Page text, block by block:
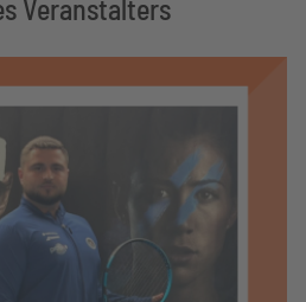
Veranstalters